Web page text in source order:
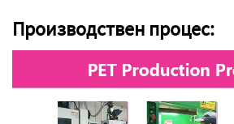
Производствен процес: